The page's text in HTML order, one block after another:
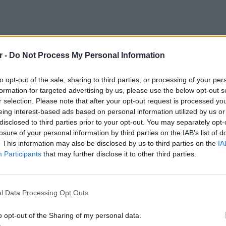
- Do Not Process My Personal Information
opt-out of the sale, sharing to third parties, or processing of your
for targeted advertising by us, please use the below opt-out
selection. Please note that after your opt-out request is processed
interest-based ads based on personal information utilized by us
to third parties prior to your opt-out. You may separately
of your personal information by third parties on the IAB’s list of
This information may also be disclosed by us to third parties on the
Participants that may further disclose it to other third parties.
Data Processing Opt Outs
opt-out of the Sharing of my personal data.
η πρόσληψη μεγαλύτερων σε ηλικία
αποτελέσματα. «Μπορεί η βάρδια τους να
στη δουλειά δέκα λεπτά νωρίτερα. Αυτό
ήθος», επισημαίνει.
της «Wall Street Journal», οι εργαζόμενοι
τελευταίους μήνες μεγάλη ζήτηση σε
και του ινστιτούτου «NORC» που
με τις αξίες των Αμερικανών, τα